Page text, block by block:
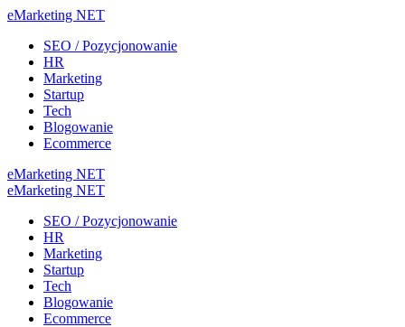
eMarketing NET
SEO / Pozycjonowanie
HR
Marketing
Startup
Tech
Blogowanie
Ecommerce
eMarketing NET
eMarketing NET
SEO / Pozycjonowanie
HR
Marketing
Startup
Tech
Blogowanie
Ecommerce